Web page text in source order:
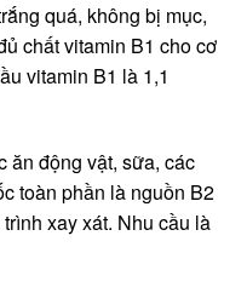
quá, không bị mục,
chất vitamin B1 cho cơ
vitamin B1 là 1,1
ăn động vật, sữa, các
toàn phần là nguồn B2
xay xát. Nhu cầu là